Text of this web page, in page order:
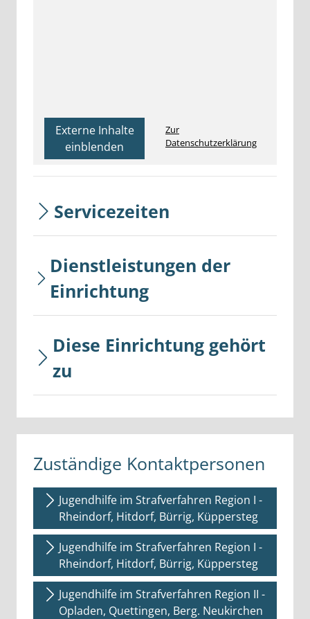
Externe Inhalte
einblenden
Zur
Datenschutzerklärung
Servicezeiten
Dienstleistungen der
Einrichtung
Diese Einrichtung gehört
zu
Zuständige Kontaktpersonen
Jugendhilfe im Strafverfahren Region I -
Rheindorf, Hitdorf, Bürrig, Küppersteg
Jugendhilfe im Strafverfahren Region I -
Rheindorf, Hitdorf, Bürrig, Küppersteg
Jugendhilfe im Strafverfahren Region II -
Opladen, Quettingen, Berg. Neukirchen